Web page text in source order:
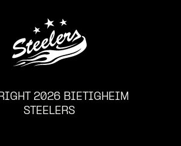
2026 BIETIGHEIM
STEELERS